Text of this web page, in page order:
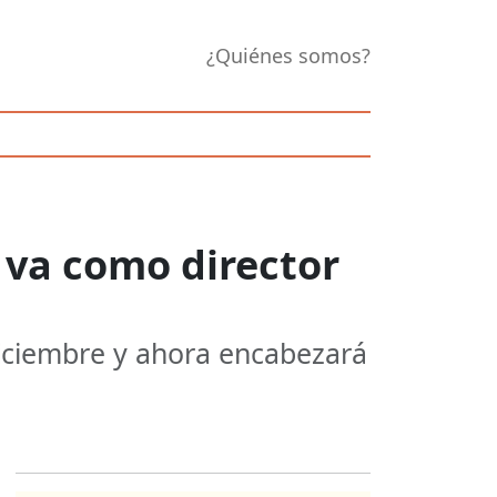
¿Quiénes somos?
va como director
y ahora encabezará